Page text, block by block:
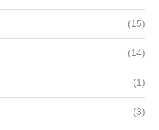
(15)
(14)
(1)
(3)